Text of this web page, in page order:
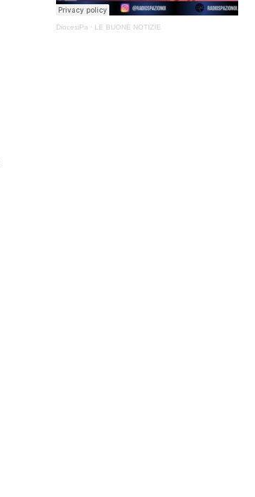
DiocesiPa · LE BUONE NOTIZIE